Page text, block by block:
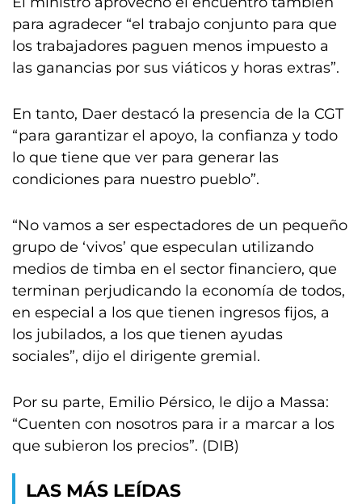
para agradecer “el trabajo conjunto para que
los trabajadores paguen menos impuesto a
las ganancias por sus viáticos y horas extras”.
En tanto, Daer destacó la presencia de la CGT
“para garantizar el apoyo, la confianza y todo
lo que tiene que ver para generar las
condiciones para nuestro pueblo”.
“No vamos a ser espectadores de un pequeño
grupo de ‘vivos’ que especulan utilizando
medios de timba en el sector financiero, que
terminan perjudicando la economía de todos,
en especial a los que tienen ingresos fijos, a
los jubilados, a los que tienen ayudas
sociales”, dijo el dirigente gremial.
Por su parte, Emilio Pérsico, le dijo a Massa:
“Cuenten con nosotros para ir a marcar a los
que subieron los precios”. (DIB)
LAS MÁS LEÍDAS